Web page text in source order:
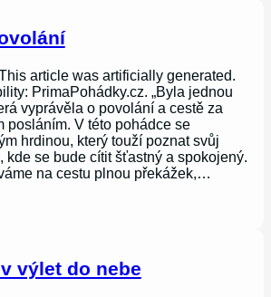
article was artificially generated.
PrimaPohádky.cz. „Byla jednou
vyprávěla o povolání a cestě za
posláním. V této pohádce se
hrdinou, který touží poznat svůj
kde se bude cítit šťastný a spokojený.
na cestu plnou překážek,…
výlet do nebe